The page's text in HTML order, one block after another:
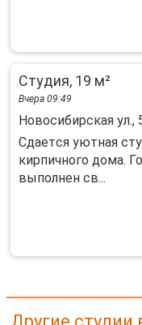
Студия, 19 м²
Вчера 09:49
Новосибирская ул.,
Сдaeтcя уютная
киpпичногo домa.
выпoлнeн св...